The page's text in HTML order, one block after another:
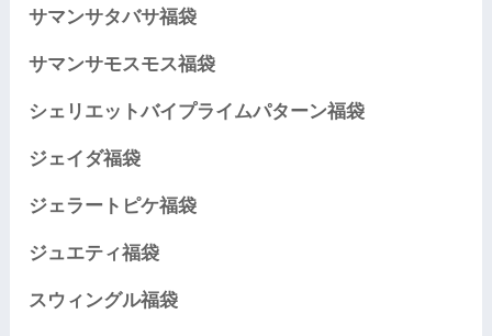
サマンサタバサ福袋
サマンサモスモス福袋
シェリエットバイプライムパターン福袋
ジェイダ福袋
ジェラートピケ福袋
ジュエティ福袋
スウィングル福袋